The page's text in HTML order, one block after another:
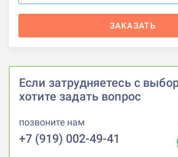
ЗАКАЗАТЬ
Если затрудняетесь с
хотите задать вопрос
позвоните нам
+7 (919) 002-49-41